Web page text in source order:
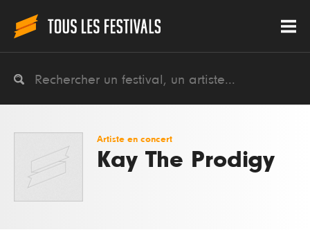
Artiste en concert
Kay The Prodigy